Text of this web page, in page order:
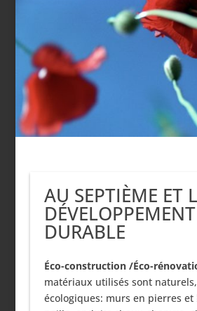
AU SEPTIÈME ET
DÉVELOPPEMENT
DURABLE
Éco-construction /Éco-
matériaux utilisés sont
écologiques: murs en pierres et